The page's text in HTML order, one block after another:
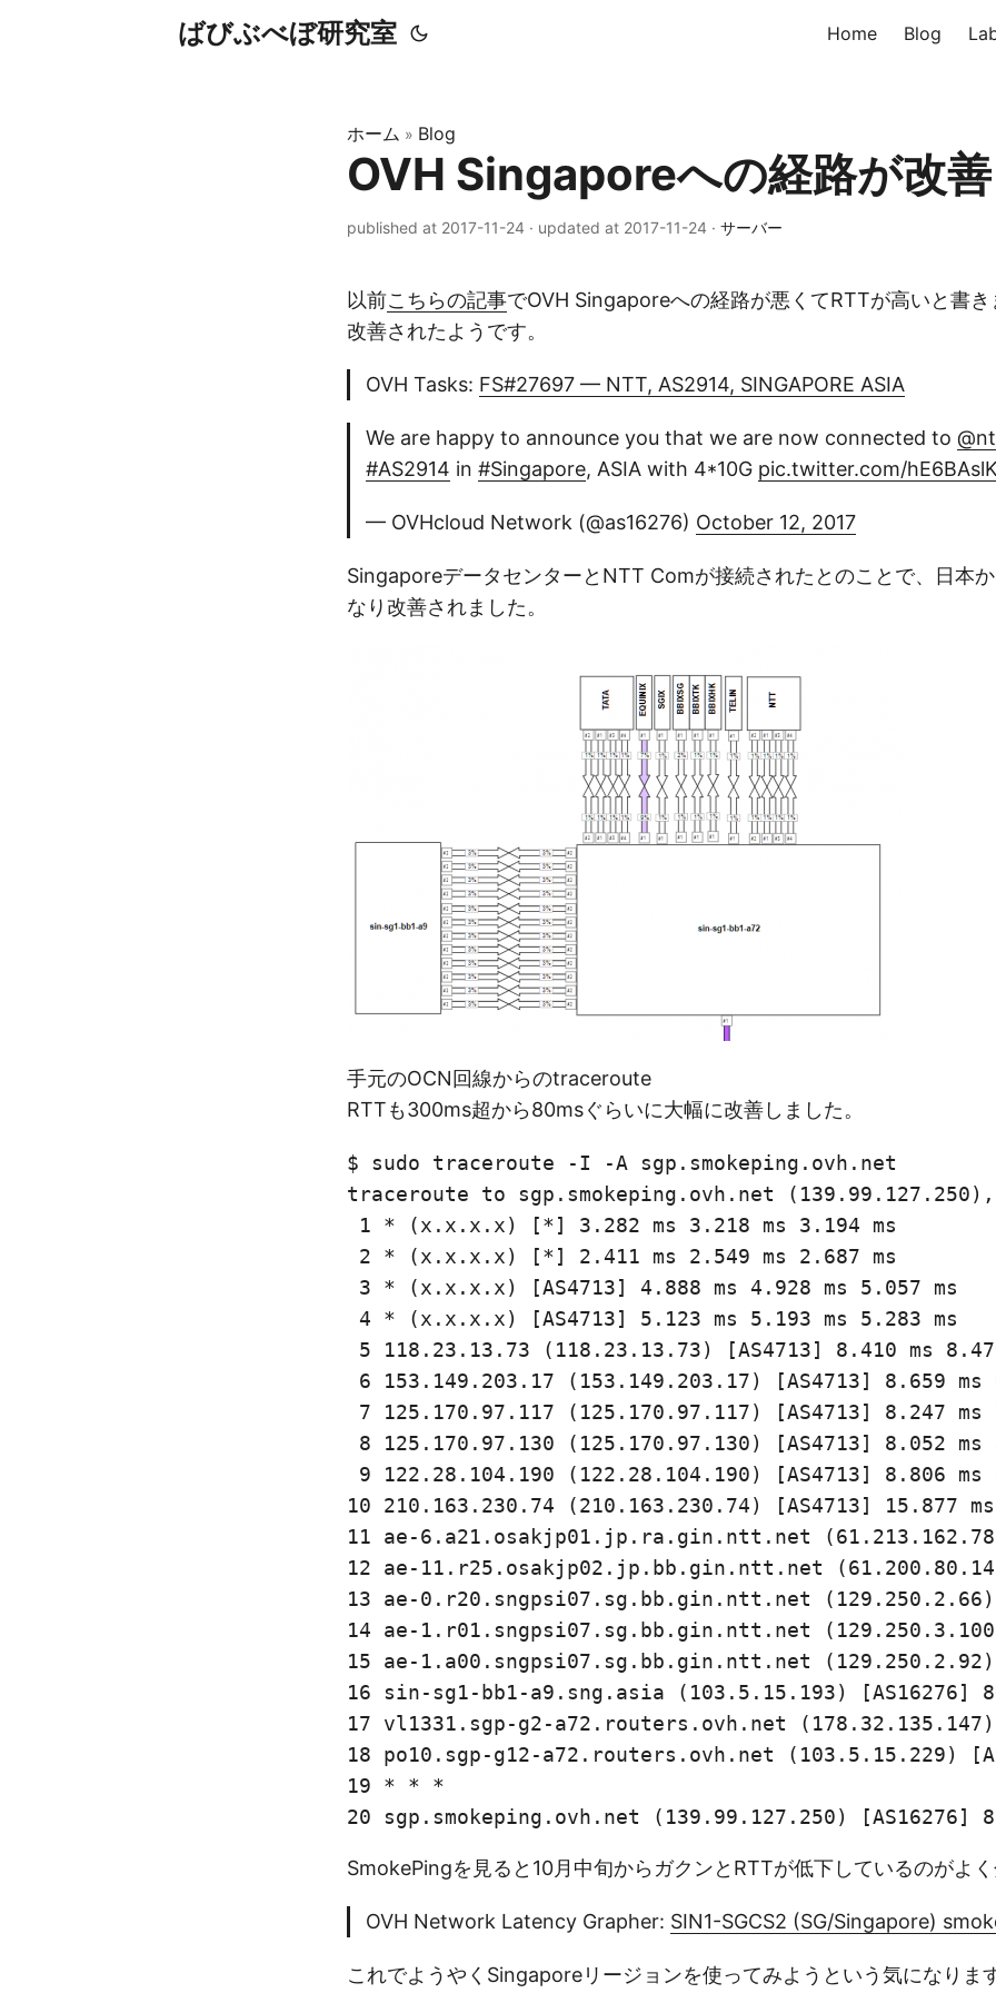
ばびぶべぼ研究室 Home Blog
ホーム » Blog
OVH Singaporeへの経路が改善
published at 2017-11-24 · updated at 2017-11-24 · サーバー
以前こちらの記事でOVH Singaporeへの経路が悪くてRTTが高いと書き
改善されたようです。
OVH Tasks: FS#27697 — NTT, AS2914, SINGAPORE ASIA
We are happy to announce you that we are now connected to
#AS2914 in #Singapore, ASIA with 4*10G pic.twitter.com/
— OVHcloud Network (@as16276) October 12, 2017
SingaporeデータセンターとNTT Comが接続されたとのことで、日本
なり改善されました。
手元のOCN回線からのtraceroute
RTTも300ms超から80msぐらいに大幅に改善しました。
$ sudo traceroute -I -A sgp.smokeping.ovh.net
traceroute to sgp.smokeping.ovh.net
1 * (x.x.x.x) [*] 3.282 ms 3.218 ms 3.194 ms
2 * (x.x.x.x) [*] 2.411 ms 2.549 ms 2.687 ms
3 * (x.x.x.x) [AS4713] 4.888 ms 4.928 ms 5.057 ms
4 * (x.x.x.x) [AS4713] 5.123 ms 5.193 ms 5.283 ms
5 118.23.13.73 (118.23.13.73) [AS4713] 8.410 ms
6 153.149.203.17 (153.149.203.17) [AS4713] 8.659 ms
7 125.170.97.117 (125.170.97.117) [AS4713] 8.247 ms
8 125.170.97.130 (125.170.97.130) [AS4713] 8.052 ms
9 122.28.104.190 (122.28.104.190) [AS4713] 8.806 ms
10 210.163.230.74 (210.163.230.74) [AS4713] 15.877
11 ae-6.a21.osakjp01.jp.ra.gin.ntt.net (61.213.162.78)
12 ae-11.r25.osakjp02.jp.bb.gin.ntt.net
13 ae-0.r20.sngpsi07.sg.bb.gin.ntt.net (129.250.2.66)
14 ae-1.r01.sngpsi07.sg.bb.gin.ntt.net (129.250.3.100)
15 ae-1.a00.sngpsi07.sg.bb.gin.ntt.net (129.250.2.92)
16 sin-sg1-bb1-a9.sng.asia (103.5.15.193) [AS16276]
17 vl1331.sgp-g2-a72.routers.ovh.net (178.32.135.147)
18 po10.sgp-g12-a72.routers.ovh.net (103.5.15.229)
19 * * *
20 sgp.smokeping.ovh.net (139.99.127.250) [AS16276]
SmokePingを見ると10月中旬からガクンとRTTが低下しているのがよく
OVH Network Latency Grapher: SIN1-SGCS2 (SG/Singapore)
これでようやくSingaporeリージョンを使ってみようという気になりま